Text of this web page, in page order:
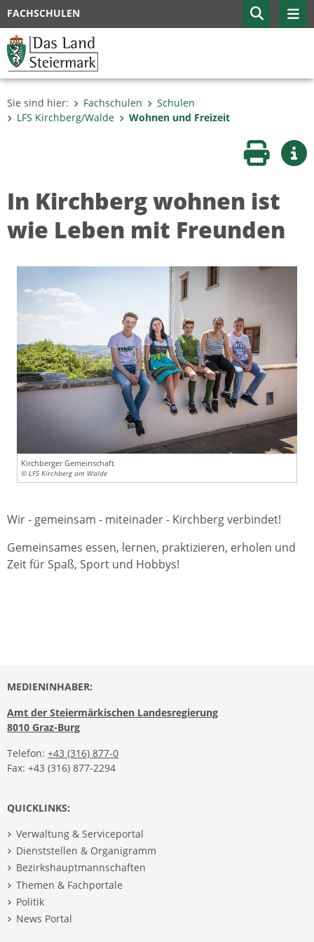
FACHSCHULEN
Sie sind hier: Fachschulen
Schulen
LFS Kirchberg/Walde
Wohnen und Freizeit
Seite
In Kirchberg wohnen ist
wie Leben mit Freunden
Kirchberger Gemeinschaft
© LFS Kirchberg am Walde
Wir - gemeinsam - miteinader - Kirchberg verbindet!
Gemeinsames essen, lernen, praktizieren, erholen und
Zeit für Spaß, Sport und Hobbys!
MEDIENINHABER:
Amt der Steiermärkischen Landesregierung
8010 Graz-Burg
Telefon: +43 (316) 877-0
Fax: +43 (316) 877-2294
QUICKLINKS:
Verwaltung & Serviceportal
Dienststellen & Organigramm
Bezirkshauptmannschaften
Themen & Fachportale
Politik
News Portal